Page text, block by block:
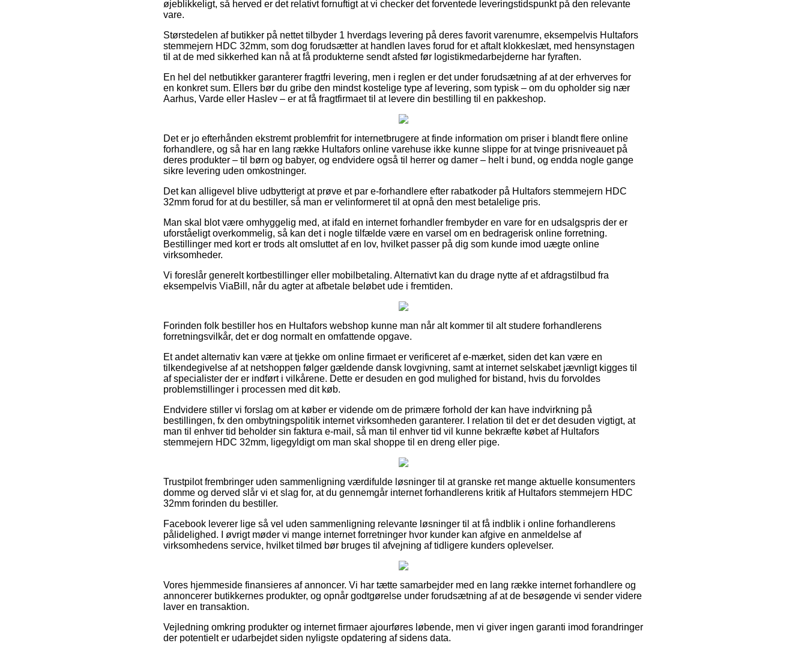
øjeblikkeligt, så herved er det relativt fornuftigt at vi checker det forventede leveringstidspunkt på den relevante
vare.
Størstedelen af butikker på nettet tilbyder 1 hverdags levering på deres favorit varenumre, eksempelvis Hultafors
stemmejern HDC 32mm, som dog forudsætter at handlen laves forud for et aftalt klokkeslæt, med hensynstagen
til at de med sikkerhed kan nå at få produkterne sendt afsted før logistikmedarbejderne har fyraften.
En hel del netbutikker garanterer fragtfri levering, men i reglen er det under forudsætning af at der erhverves for
en konkret sum. Ellers bør du gribe den mindst kostelige type af levering, som typisk – om du opholder sig nær
Aarhus, Varde eller Haslev – er at få fragtfirmaet til at levere din bestilling til en pakkeshop.
Det er jo efterhånden ekstremt problemfrit for internetbrugere at finde information om priser i blandt flere online
forhandlere, og så har en lang række Hultafors online varehuse ikke kunne slippe for at tvinge prisniveauet på
deres produkter – til børn og babyer, og endvidere også til herrer og damer – helt i bund, og endda nogle gange
sikre levering uden omkostninger.
Det kan alligevel blive udbytterigt at prøve et par e-forhandlere efter rabatkoder på Hultafors stemmejern HDC
32mm forud for at du bestiller, så man er velinformeret til at opnå den mest betalelige pris.
Man skal blot være omhyggelig med, at ifald en internet forhandler frembyder en vare for en udsalgspris der er
uforståeligt overkommelig, så kan det i nogle tilfælde være en varsel om en bedragerisk online forretning.
Bestillinger med kort er trods alt omsluttet af en lov, hvilket passer på dig som kunde imod uægte online
virksomheder.
Vi foreslår generelt kortbestillinger eller mobilbetaling. Alternativt kan du drage nytte af et afdragstilbud fra
eksempelvis ViaBill, når du agter at afbetale beløbet ude i fremtiden.
Forinden folk bestiller hos en Hultafors webshop kunne man når alt kommer til alt studere forhandlerens
forretningsvilkår, det er dog normalt en omfattende opgave.
Et andet alternativ kan være at tjekke om online firmaet er verificeret af e-mærket, siden det kan være en
tilkendegivelse af at netshoppen følger gældende dansk lovgivning, samt at internet selskabet jævnligt kigges til
af specialister der er indført i vilkårene. Dette er desuden en god mulighed for bistand, hvis du forvoldes
problemstillinger i processen med dit køb.
Endvidere stiller vi forslag om at køber er vidende om de primære forhold der kan have indvirkning på
bestillingen, fx den ombytningspolitik internet virksomheden garanterer. I relation til det er det desuden vigtigt, at
man til enhver tid beholder sin faktura e-mail, så man til enhver tid vil kunne bekræfte købet af Hultafors
stemmejern HDC 32mm, ligegyldigt om man skal shoppe til en dreng eller pige.
Trustpilot frembringer uden sammenligning værdifulde løsninger til at granske ret mange aktuelle konsumenters
domme og derved slår vi et slag for, at du gennemgår internet forhandlerens kritik af Hultafors stemmejern HDC
32mm forinden du bestiller.
Facebook leverer lige så vel uden sammenligning relevante løsninger til at få indblik i online forhandlerens
pålidelighed. I øvrigt møder vi mange internet forretninger hvor kunder kan afgive en anmeldelse af
virksomhedens service, hvilket tilmed bør bruges til afvejning af tidligere kunders oplevelser.
Vores hjemmeside finansieres af annoncer. Vi har tætte samarbejder med en lang række internet forhandlere og
annoncerer butikkernes produkter, og opnår godtgørelse under forudsætning af at de besøgende vi sender videre
laver en transaktion.
Vejledning omkring produkter og internet firmaer ajourføres løbende, men vi giver ingen garanti imod forandringer
der potentielt er udarbejdet siden nyligste opdatering af sidens data.